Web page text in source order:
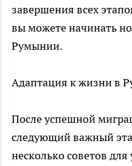
завершения всех
вы можете начинать
Румынии.
Адаптация к жизни в
После успешной
следующий важный
несколько советов